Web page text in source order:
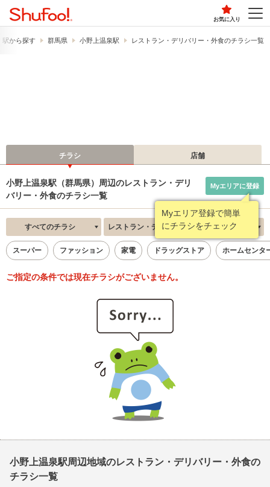
お気に入り
駅から探す 群馬県 小野上温泉駅 レストラン・デリバリー・外食のチラシ一覧
チラシ 店舗
小野上温泉駅（群馬県）周辺のレストラン・デリ
バリー・外食のチラシ一覧
Myエリア登録で簡単
にチラシをチェック
Myエリアに登録
すべてのチラシ レストラン・デリバリー・外食 新着順
スーパー ファッション 家電 ドラッグストア ホームセンタ
ご指定の条件では現在チラシがございません。
小野上温泉駅周辺地域のレストラン・デリバリー・外食の
チラシ一覧